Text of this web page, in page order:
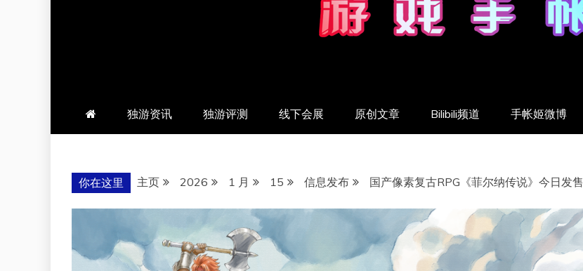
羽风手帐姬
独游资讯 独游评测 线下会展 原创文章 Bilibili频道 手帐姬微博
你在这里 主页 2026 1 月 15 信息发布 国产像素复古RPG《菲尔纳传说》今日发售